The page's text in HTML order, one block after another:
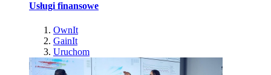
Usługi finansowe
OwnIt
GainIt
Uruchom